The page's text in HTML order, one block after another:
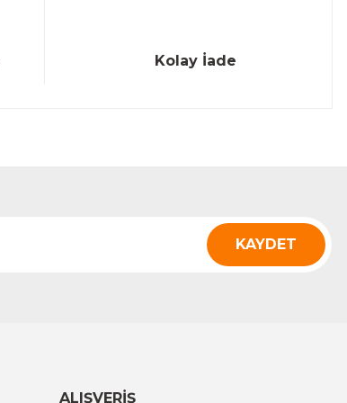
Kolay İade
KAYDET
ALIŞVERİŞ